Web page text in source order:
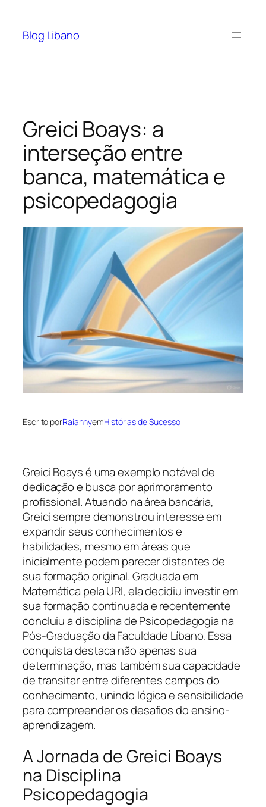
Blog Libano
Greici Boays: a
interseção entre
banca, matemática e
psicopedagogia
Escrito porRaiannyemHistórias de Sucesso
Greici Boays é uma exemplo notável de
dedicação e busca por aprimoramento
profissional. Atuando na área bancária,
Greici sempre demonstrou interesse em
expandir seus conhecimentos e
habilidades, mesmo em áreas que
inicialmente podem parecer distantes de
sua formação original. Graduada em
Matemática pela URI, ela decidiu investir em
sua formação continuada e recentemente
concluiu a disciplina de Psicopedagogia na
Pós-Graduação da Faculdade Líbano. Essa
conquista destaca não apenas sua
determinação, mas também sua capacidade
de transitar entre diferentes campos do
conhecimento, unindo lógica e sensibilidade
para compreender os desafios do ensino-
aprendizagem.
A Jornada de Greici Boays
na Disciplina
Psicopedagogia